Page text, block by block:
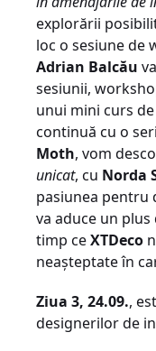
explorării
loc o sesiune de
Adrian Balcău
sesiunii,
unui mini curs
continuă cu o
Moth, vom
unicat, cu Norda
pasiunea pentru
va aduce un
timp ceXTDeco
neașteptate în
Ziua 3, 24.09.,
designerilor de